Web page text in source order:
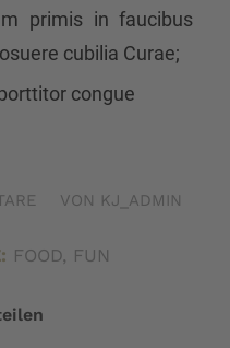
primis in faucibus
cubilia Curae;
congue
VON KJ_ADMIN
FOOD, FUN